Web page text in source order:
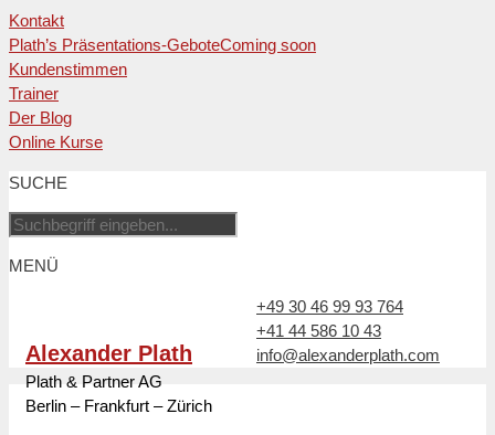
Kontakt
Plath’s Präsentations-GeboteComing soon
Kundenstimmen
Trainer
Der Blog
Online Kurse
Inhalt
springen
SUCHE
MENÜ
Alexander Plath
Plath & Partner AG
Berlin – Frankfurt – Zürich
+49 30 46 99 93 764
+41 44 586 10 43
info@alexanderplath.com